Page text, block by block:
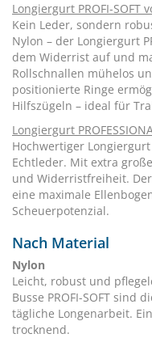
Longiergurt PROFI-SOFT
Kein Leder, sondern
Nylon – der Longiergurt
dem Widerrist auf und
Rollschnallen mühelos
positionierte Ringe
Hilfszügeln – ideal für
Longiergurt
Hochwertiger Longiergurt
Echtleder. Mit extra
und Widerristfreiheit.
eine maximale
Scheuerpotenzial.
Nach Material
Nylon
Leicht, robust und
Busse PROFI-SOFT sind
tägliche Longenarbeit.
trocknend.